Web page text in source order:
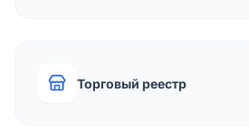
Торговый реестр